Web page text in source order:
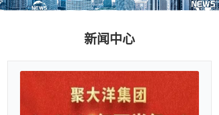
新闻中心